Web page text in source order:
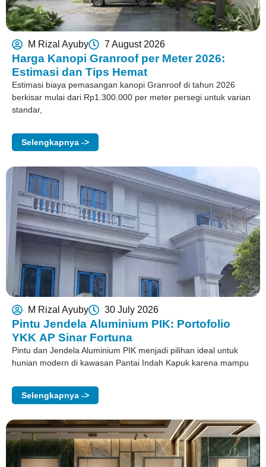
M Rizal Ayuby 7 August 2026
Harga Kanopi Granroof per Meter 2026:
Estimasi dan Tips Hemat
Estimasi biaya pemasangan kanopi Granroof di tahun 2026
berkisar mulai dari Rp1.300.000 per meter persegi untuk varian
standar,
Selengkapnya ->
M Rizal Ayuby 30 July 2026
Pintu Jendela Aluminium PIK: Portofolio
YKK AP Sinar Fortuna
Pintu dan Jendela Aluminium PIK menjadi pilihan ideal untuk
hunian modern di kawasan Pantai Indah Kapuk karena mampu
Selengkapnya ->